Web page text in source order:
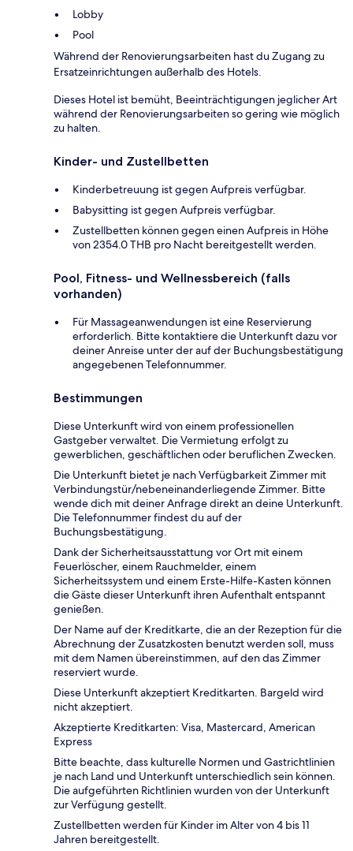
Lobby
Pool
Während der Renovierungsarbeiten hast du Zugang zu
Ersatzeinrichtungen außerhalb des Hotels.
Dieses Hotel ist bemüht, Beeinträchtigungen jeglicher Art
während der Renovierungsarbeiten so gering wie möglich
zu halten.
Kinder- und Zustellbetten
Kinderbetreuung ist gegen Aufpreis verfügbar.
Babysitting ist gegen Aufpreis verfügbar.
Zustellbetten können gegen einen Aufpreis in Höhe
von 2354.0 THB pro Nacht bereitgestellt werden.
Pool, Fitness- und Wellnessbereich (falls
vorhanden)
Für Massageanwendungen ist eine Reservierung
erforderlich. Bitte kontaktiere die Unterkunft dazu vor
deiner Anreise unter der auf der Buchungsbestätigung
angegebenen Telefonnummer.
Bestimmungen
Diese Unterkunft wird von einem professionellen
Gastgeber verwaltet. Die Vermietung erfolgt zu
gewerblichen, geschäftlichen oder beruflichen Zwecken.
Die Unterkunft bietet je nach Verfügbarkeit Zimmer mit
Verbindungstür/nebeneinanderliegende Zimmer. Bitte
wende dich mit deiner Anfrage direkt an deine Unterkunft.
Die Telefonnummer findest du auf der
Buchungsbestätigung.
Dank der Sicherheitsausstattung vor Ort mit einem
Feuerlöscher, einem Rauchmelder, einem
Sicherheitssystem und einem Erste-Hilfe-Kasten können
die Gäste dieser Unterkunft ihren Aufenthalt entspannt
genießen.
Der Name auf der Kreditkarte, die an der Rezeption für die
Abrechnung der Zusatzkosten benutzt werden soll, muss
mit dem Namen übereinstimmen, auf den das Zimmer
reserviert wurde.
Diese Unterkunft akzeptiert Kreditkarten. Bargeld wird
nicht akzeptiert.
Akzeptierte Kreditkarten: Visa, Mastercard, American
Express
Bitte beachte, dass kulturelle Normen und Gastrichtlinien
je nach Land und Unterkunft unterschiedlich sein können.
Die aufgeführten Richtlinien wurden von der Unterkunft
zur Verfügung gestellt.
Zustellbetten werden für Kinder im Alter von 4 bis 11
Jahren bereitgestellt.